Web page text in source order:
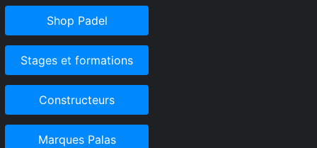
Shop Padel
Stages et formations
Constructeurs
Marques Palas